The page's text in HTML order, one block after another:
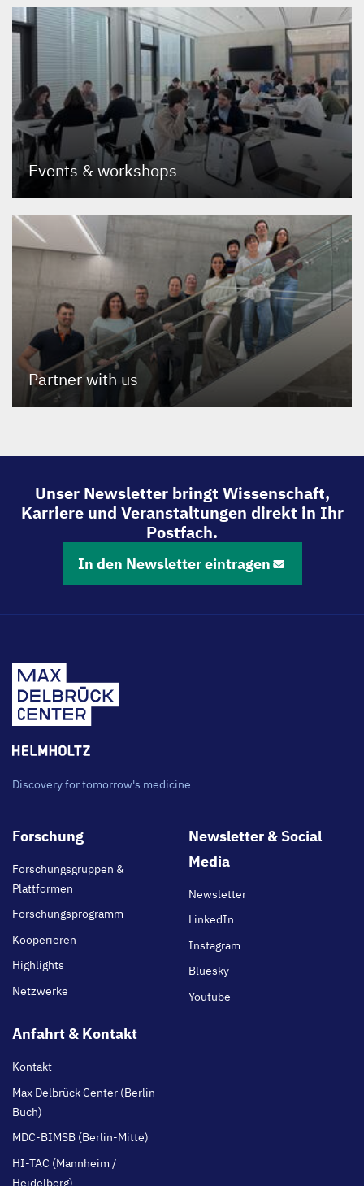
Events & workshops
Partner with us
Unser Newsletter bringt Wissenschaft,
Karriere und Veranstaltungen direkt in Ihr
Postfach.
In den Newsletter eintragen
Discovery for tomorrow's medicine
Footer
Forschung
Forschungsgruppen &
Plattformen
Forschungsprogramm
Kooperieren
Highlights
Netzwerke
Newsletter & Social
Media
Newsletter
LinkedIn
Instagram
Bluesky
Youtube
Anfahrt & Kontakt
Kontakt
Max Delbrück Center (Berlin-
Buch)
MDC-BIMSB (Berlin-Mitte)
HI-TAC (Mannheim /
Heidelberg)